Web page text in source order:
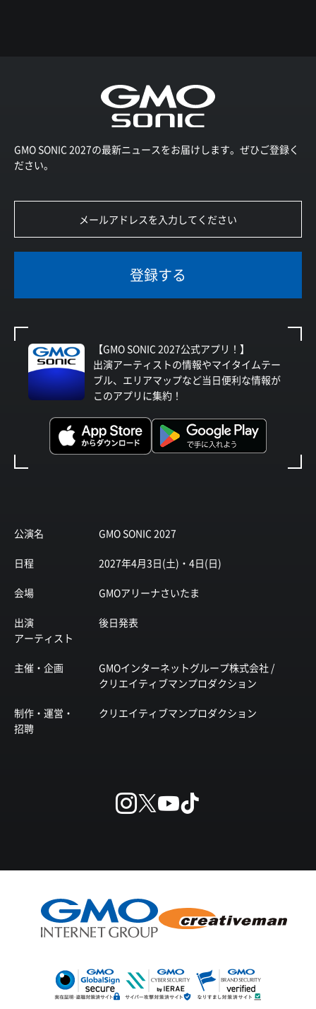
公演名 GMO SONIC 2027
日程 2027年4月3日(土)・4日(日)
会場 GMOアリーナさいたま
出演
アーティスト
後日発表
主催・企画
GMOインターネットグループ株式会社 /
クリエイティブマンプロダクション
制作・運営・
招聘
クリエイティブマンプロダクション
GMO SONIC 2027の最新ニュースをお届けします。ぜひご登録く
ださい。
登録する
【GMO SONIC 2027公式アプリ！】
出演アーティストの情報やマイタイムテー
ブル、エリアマップなど当日便利な情報が
このアプリに集約！